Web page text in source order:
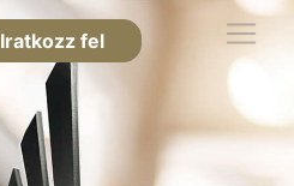
Iratkozz fel